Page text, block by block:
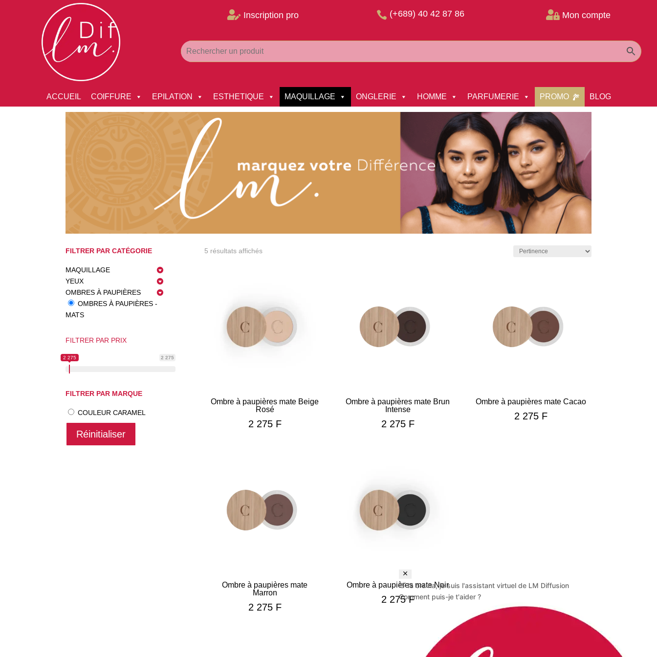
 Inscription pro  (+689) 40 42 87 86  Mon compte
ACCUEIL COIFFURE EPILATION ESTHETIQUE MAQUILLAGE ONGLERIE HOMME PARFUMERIE PROMO BLOG
FILTRER PAR CATÉGORIE
MAQUILLAGE
YEUX
OMBRES À PAUPIÈRES
OMBRES À PAUPIÈRES -
MATS
FILTRER PAR PRIX
2 275
2 275
FILTRER PAR MARQUE
COULEUR CARAMEL
Réinitialiser
5 résultats affichés
Ombre à paupières mate Beige
Rosé
2 275 F
Ombre à paupières mate Brun
Intense
2 275 F
Ombre à paupières mate Cacao
2 275 F
Ombre à paupières mate
Marron
2 275 F
Ombre à paupières mate Noir
2 275F
👋 Ia ora na, je suis l'assistant virtuel de LM Diffusion
Comment puis-je t'aider ?